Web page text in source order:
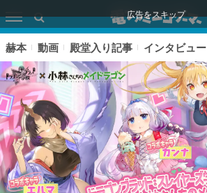
広告をスキップ
赫本 動画 殿堂入り記事 インタビュー